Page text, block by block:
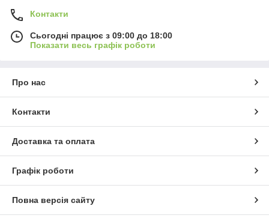
Контакти
Сьогодні працює з 09:00 до 18:00
Показати весь графік роботи
Про нас
Контакти
Доставка та оплата
Графік роботи
Повна версія сайту